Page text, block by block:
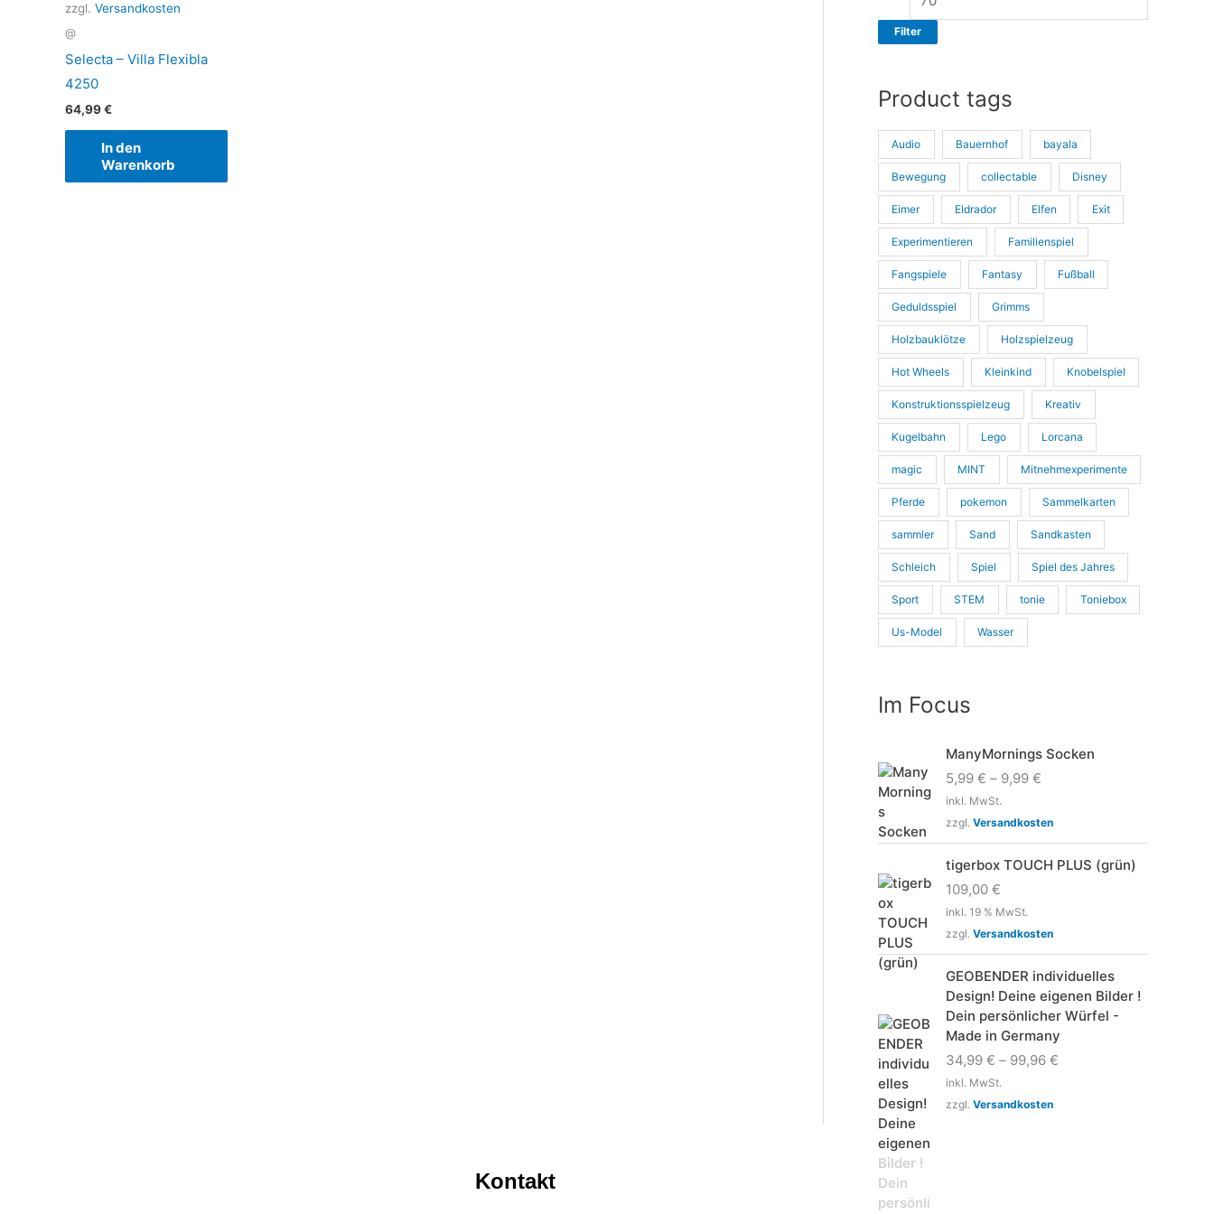
zzgl. Versandkosten
@
Selecta – Villa Flexibla
4250
64,99€
In den
Warenkorb
Filter
Product tags
Audio Bauernhof bayala
Bewegung collectable Disney
Eimer Eldrador Elfen Exit
Experimentieren Familienspiel
Fangspiele Fantasy Fußball
Geduldsspiel Grimms
Holzbauklötze Holzspielzeug
Hot Wheels Kleinkind Knobelspiel
Konstruktionsspielzeug Kreativ
Kugelbahn Lego Lorcana
magic MINT Mitnehmexperimente
Pferde pokemon Sammelkarten
sammler Sand Sandkasten
Schleich Spiel Spiel des Jahres
Sport STEM tonie Toniebox
Us-Model Wasser
Im Focus
ManyMornings Socken
5,99 € – 9,99 €
inkl. MwSt.
zzgl. Versandkosten
tigerbox TOUCH PLUS (grün)
109,00 €
inkl. 19 % MwSt.
zzgl. Versandkosten
GEOBENDER individuelles
Design! Deine eigenen Bilder !
Dein persönlicher Würfel -
Made in Germany
34,99 € – 99,96 €
inkl. MwSt.
zzgl. Versandkosten
Kontakt